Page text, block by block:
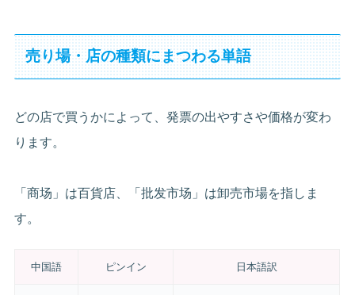
売り場・店の種類にまつわる単語
どの店で買うかによって、発票の出やすさや価格が変わ
ります。
「商场」は百貨店、「批发市场」は卸売市場を指しま
す。
中国語 ピンイン 日本語訳